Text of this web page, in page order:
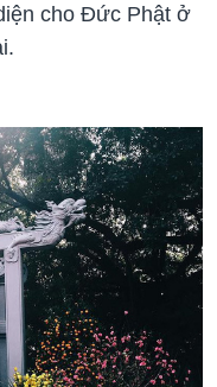
cho Đức Phật ở